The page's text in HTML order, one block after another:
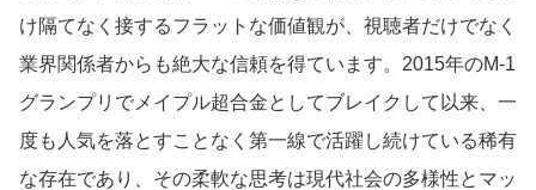
け隔てなく接するフラットな価値観が、視聴者だけでなく
業界関係者からも絶大な信頼を得ています。2015年のM-1
グランプリでメイプル超合金としてブレイクして以来、一
度も人気を落とすことなく第一線で活躍し続けている稀有
な存在であり、その柔軟な思考は現代社会の多様性とマッ